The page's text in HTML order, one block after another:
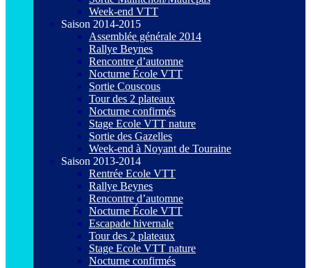
Week-end VTT
Saison 2014-2015
Assemblée générale 2014
Rallye Beynes
Rencontre d’automne
Nocturne École VTT
Sortie Couscous
Tour des 2 plateaux
Nocturne confirmés
Stage Ecole VTT nature
Sortie des Gazelles
Week-end à Noyant de Touraine
Saison 2013-2014
Rentrée Ecole VTT
Rallye Beynes
Rencontre d’automne
Nocturne École VTT
Escapade hivernale
Tour des 2 plateaux
Stage Ecole VTT nature
Nocturne confirmés